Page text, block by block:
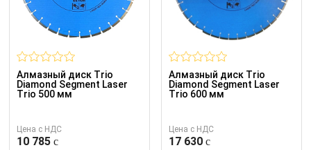
Алмазный диск Trio
Diamond Segment Laser
Trio 500 мм
Цена с НДС
10 785
Алмазный диск Trio
Diamond Segment Laser
Trio 600 мм
Цена с НДС
17 630